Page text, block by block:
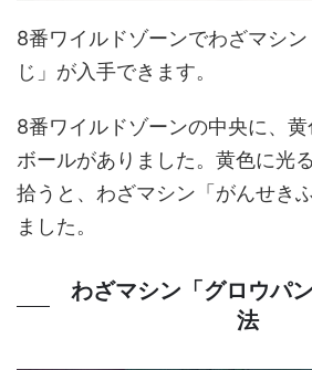
8番ワイルドゾーンでわざマシン
じ」が入手できます。
8番ワイルドゾーンの中央に、
ボールがありました。黄色に光
拾うと、わざマシン「がんせき
ました。
わざマシン「グロウパ
法